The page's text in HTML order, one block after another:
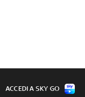
ACCEDI A SKY GO